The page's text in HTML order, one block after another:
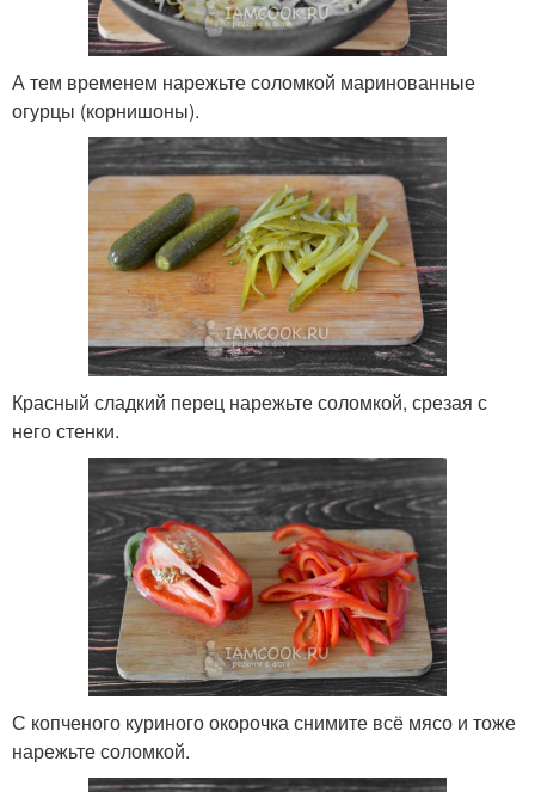
А тем временем нарежьте соломкой маринованные
огурцы (корнишоны).
Красный сладкий перец нарежьте соломкой, срезая с
него стенки.
С копченого куриного окорочка снимите всё мясо и тоже
нарежьте соломкой.